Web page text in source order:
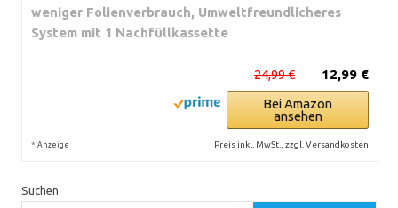
weniger Folienverbrauch, Umweltfreundlicheres
System mit 1 Nachfüllkassette
12,99 €
24,99 €
Bei Amazon
ansehen
* Anzeige Preis inkl. MwSt., zzgl. Versandkosten
Suchen